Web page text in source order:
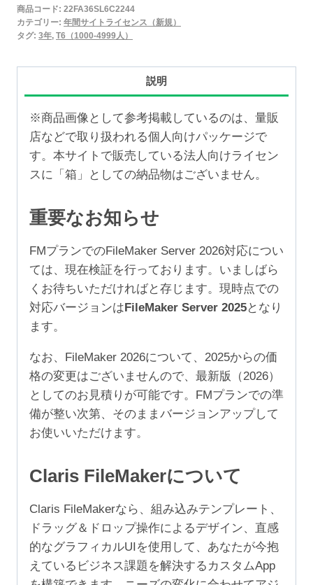
年
間
ト
ラ
イ
セ
ン
新
規
3
年
（1,000-
4,999
ユ
ザ）
個
商品コード: 22FA36SL6C2244
カテゴリー: 年間サイトライセンス（新規）
タグ: 3年, T6（1000-4999人）
説明
※商品画像として参考掲載しているのは、量販
店などで取り扱われる個人向けパッケージで
す。本サイトで販売している法人向けライセン
スに「箱」としての納品物はございません。
重要なお知らせ
FMプランでのFileMaker Server 2026対応につい
ては、現在検証を行っております。いましばら
くお待ちいただければと存じます。現時点での
対応バージョンは FileMaker Server 2025となり
ます。
なお、FileMaker 2026について、2025からの価
格の変更はございませんので、最新版（2026）
としてのお見積りが可能です。FMプランでの準
備が整い次第、そのままバージョンアップして
お使いいただけます。
Claris FileMakerについて
Claris FileMakerなら、組み込みテンプレート、
ドラッグ＆ドロップ操作によるデザイン、直感
的なグラフィカルUIを使用して、あなたが今抱
えているビジネス課題を解決するカスタムApp